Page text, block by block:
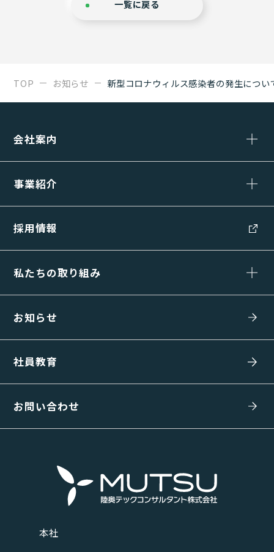
一覧に戻る
TOP お知らせ 新型コロナウィルス感染者の発生につい
会社案内
事業紹介
採用情報
私たちの取り組み
お知らせ
社員教育
お問い合わせ
本社